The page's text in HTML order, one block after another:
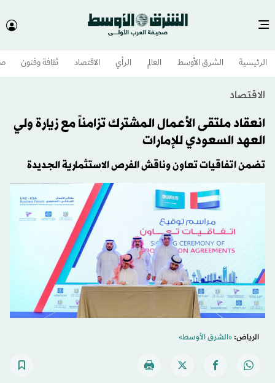
الرئيسية الشرق الأوسط​ العالم الرأي الاقتصاد ثقافة وفنون
الاقتصاد
انعقاد ملتقى الأعمال المشترك تزامناً مع زيارة ولي
العهد السعودي للإمارات
تضمن اتفاقيات تعاون وناقش الفرص الاستثمارية الجديدة
الرياض:«الشرق الأوسط»